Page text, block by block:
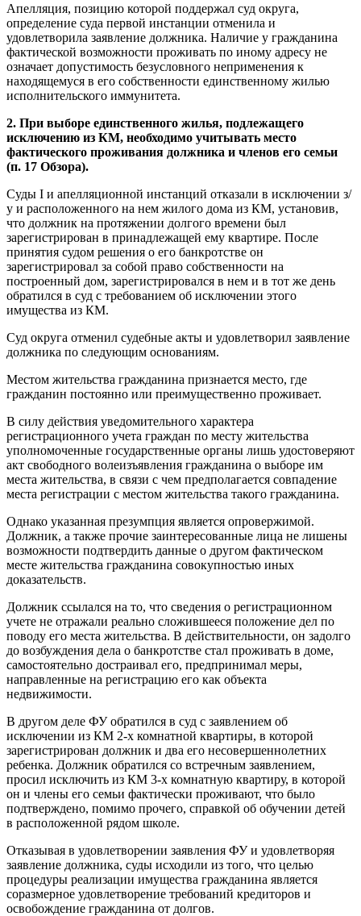
Апелляция, позицию которой поддержал суд округа,
определение суда первой инстанции отменила и
удовлетворила заявление должника. Наличие у гражданина
фактической возможности проживать по иному адресу не
означает допустимость безусловного неприменения к
находящемуся в его собственности единственному жилью
исполнительского иммунитета.
2. При выборе единственного жилья, подлежащего
исключению из КМ, необходимо учитывать место
фактического проживания должника и членов его семьи
(п. 17 Обзора).
Суды I и апелляционной инстанций отказали в исключении з/
у и расположенного на нем жилого дома из КМ, установив,
что должник на протяжении долгого времени был
зарегистрирован в принадлежащей ему квартире. После
принятия судом решения о его банкротстве он
зарегистрировал за собой право собственности на
построенный дом, зарегистрировался в нем и в тот же день
обратился в суд с требованием об исключении этого
имущества из КМ.
Суд округа отменил судебные акты и удовлетворил заявление
должника по следующим основаниям.
Местом жительства гражданина признается место, где
гражданин постоянно или преимущественно проживает.
В силу действия уведомительного характера
регистрационного учета граждан по месту жительства
уполномоченные государственные органы лишь удостоверяют
акт свободного волеизъявления гражданина о выборе им
места жительства, в связи с чем предполагается совпадение
места регистрации с местом жительства такого гражданина.
Однако указанная презумпция является опровержимой.
Должник, а также прочие заинтересованные лица не лишены
возможности подтвердить данные о другом фактическом
месте жительства гражданина совокупностью иных
доказательств.
Должник ссылался на то, что сведения о регистрационном
учете не отражали реально сложившееся положение дел по
поводу его места жительства. В действительности, он задолго
до возбуждения дела о банкротстве стал проживать в доме,
самостоятельно достраивал его, предпринимал меры,
направленные на регистрацию его как объекта
недвижимости.
В другом деле ФУ обратился в суд с заявлением об
исключении из КМ 2-х комнатной квартиры, в которой
зарегистрирован должник и два его несовершеннолетних
ребенка. Должник обратился со встречным заявлением,
просил исключить из КМ 3-х комнатную квартиру, в которой
он и члены его семьи фактически проживают, что было
подтверждено, помимо прочего, справкой об обучении детей
в расположенной рядом школе.
Отказывая в удовлетворении заявления ФУ и удовлетворяя
заявление должника, суды исходили из того, что целью
процедуры реализации имущества гражданина является
соразмерное удовлетворение требований кредиторов и
освобождение гражданина от долгов.